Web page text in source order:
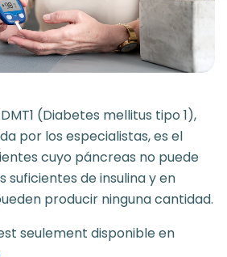
(Diabetes mellitus tipo 1),
por los especialistas, es el
cuyo páncreas no puede
suficientes de insulina y en
producir ninguna cantidad.
seulement disponible en